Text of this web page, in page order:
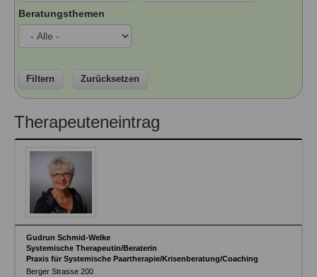
Qualitätssicherung
Qualität unserer Therapeuten
Familienthemen
Veranstaltungen
Seminare und Kurse
Fortbildungen
Ausbildungsinstitute
Information über Qualifikation
Liste der Fachverbände
vergessen?
Anmelden
Sitemap
Links
Formular zur Registrierung
Beratungsthemen
Filtern Zurücksetzen
Therapeuteneintrag
Gudrun Schmid-Welke
Systemische Therapeutin/Beraterin
Praxis für Systemische Paartherapie/Krisenberatung/Coaching
Berger Strasse 200